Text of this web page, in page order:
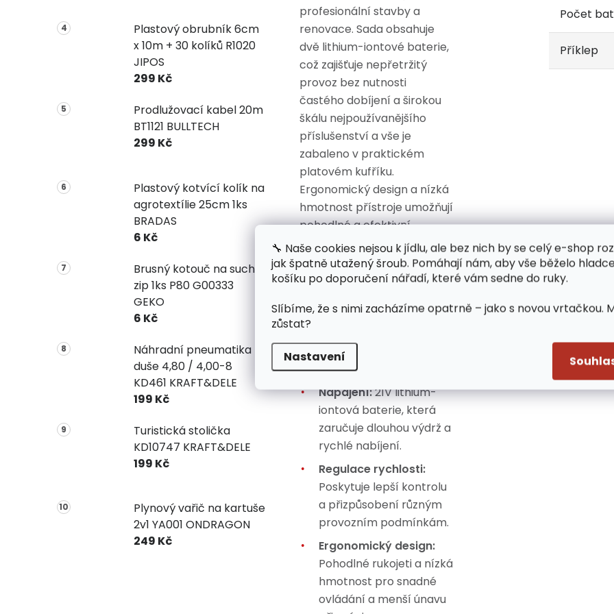
🔧 Naše cookies nejsou k jídlu, ale bez nich by se celý e-shop
jak špatně utažený šroub. Pomáhají nám, aby vše běželo
košíku po doporučení nářadí, které vám sedne do ruky.
Slíbíme, že s nimi zacházíme opatrně – jako s novou vrtačkou.
zůstat?
Nastavení
Plastový obrubník 6cm
x 10m + 30 kolíků R1020
JIPOS
299 Kč
Prodlužovací kabel 20m
BT1121 BULLTECH
299 Kč
Plastový kotvící kolík na
agrotextílie 25cm 1ks
BRADAS
6 Kč
Brusný kotouč na suchý
zip 1ks P80 G00333
GEKO
6 Kč
Náhradní pneumatika +
duše 4,80 / 4,00-8
KD461 KRAFT&DELE
199 Kč
Turistická stolička
KD10747 KRAFT&DELE
199 Kč
Plynový vařič na kartuše
2v1 YA001 ONDRAGON
249 Kč
profesionální stavby a
renovace. Sada obsahuje
dvě lithium-iontové baterie,
což zajišťuje nepřetržitý
provoz bez nutnosti
častého dobíjení a širokou
škálu nejpoužívanějšího
příslušenství a vše je
zabaleno v praktickém
platovém kufříku.
Ergonomický design a nízká
hmotnost přístroje umožňují
pohodlné a efektivní
používání i při delší práci.
Vlastnosti:
Vysoká kvalita:Odolná
výkon pro dlouhodobé
používání.
Napájení:21V lithium-
iontová baterie, která
zaručuje dlouhou výdrž a
rychlé nabíjení.
Regulace rychlosti:
Poskytuje lepší kontrolu
a přizpůsobení různým
provozním podmínkám.
Ergonomický design:
Pohodlné rukojeti a nízká
hmotnost pro snadné
ovládání a menší únavu
Počet
Příklep